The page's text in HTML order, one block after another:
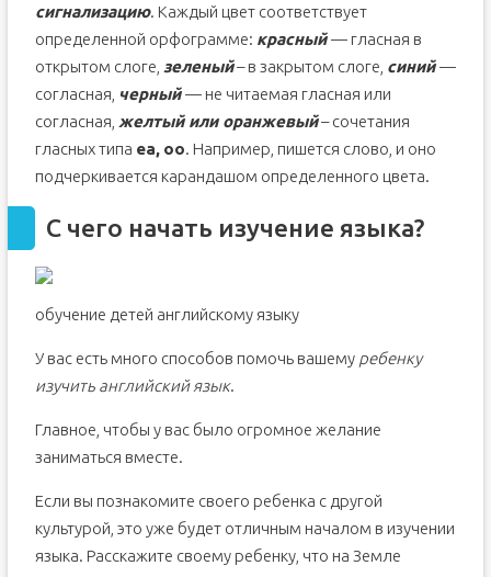
сигнализацию. Каждый цвет соответствует
определенной орфограмме: красный — гласная в
открытом слоге, зеленый– в закрытом слоге, синий —
согласная, черный — не читаемая гласная или
согласная, желтый или оранжевый– сочетания
гласных типа ea, oo. Например, пишется слово, и оно
подчеркивается карандашом определенного цвета.
С чего начать изучение языка?
обучение детей английскому языку
У вас есть много способов помочь вашему ребенку
изучить английский язык.
Главное, чтобы у вас было огромное желание
заниматься вместе.
Если вы познакомите своего ребенка с другой
культурой, это уже будет отличным началом в изучении
языка. Расскажите своему ребенку, что на Земле